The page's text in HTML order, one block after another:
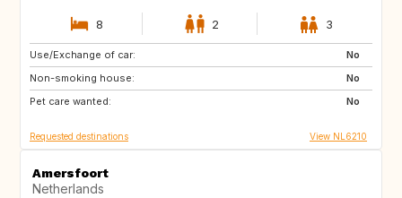
8 2 3
Use/Exchange of car:
No
Non-smoking house:
No
Pet care wanted:
No
ES
PT
GB
Requested destinations View NL6210
Amersfoort
Netherlands